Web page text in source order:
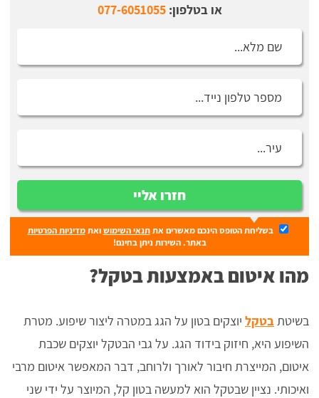
או בטלפון:077-6051055
חזרו אליי
בשליחת הטופס הינכם מאשרים אתתנאי השימושואתמדיניות הפרטיות
באתר. השירות ניתן בחינם!
מהו איטום באמצעות בטקל?
בשיטת בטקל יוצקים בטון על הגג במטרה ליצור שיפוע. מטרת
השיפוע היא, חיזוק בידוד הגג. על גבי הבטקל יוצקים שכבת
איטום, המייצרת חיבור לאורך ולרוחב, דבר המאפשר איטום מרבי
ואיכותי. נציין שבטקל הוא למעשה בטון קל, המיוצר על ידי שני